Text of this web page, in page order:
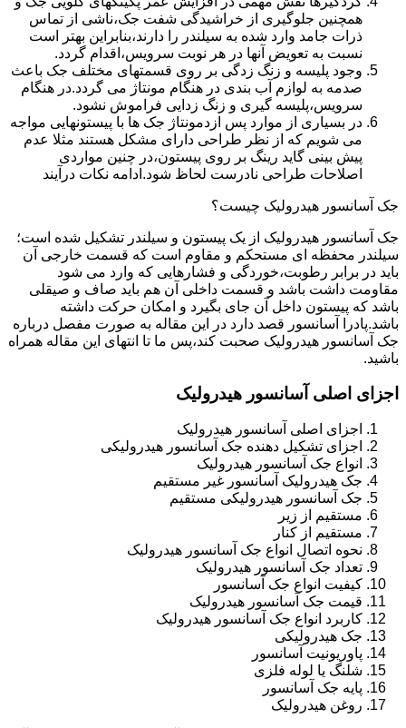
همچنین جلوگیری از خراشیدگی شفت جک،ناشی از تماس
ذرات جامد وارد شده به سیلندر را دارند،بنابراین بهتر است
نسبت به تعویض آنها در هر نوبت سرویس،اقدام گردد.
وجود پلیسه و زنگ زدگی بر روی قسمتهای مختلف جک باعث
صدمه به لوازم آب بندی در هنگام مونتاژ می گردد.در هنگام
سرویس،پلیسه گیری و زنگ زدایی فراموش نشود.
در بسیاری از موارد پس ازدمونتاژ جک ها با پیستونهایی مواجه
می شویم که از نظر طراحی دارای مشکل هستند مثلا عدم
پیش بینی گاید رینگ بر روی پیستون،در چنین مواردی
اصلاحات طراحی نادرست لحاظ شود.ادامه نکات درآیند
جک آسانسور هیدرولیک چیست؟
جک آسانسور هیدرولیک از یک پیستون و سیلندر تشکیل شده است؛
سیلندر محفظه ای مستحکم و مقاوم است که قسمت خارجی آن
باید در برابر رطوبت،خوردگی و فشارهایی که وارد می شود
مقاومت داشت باشد و قسمت داخلی آن هم باید صاف و صیقلی
باشد که پیستون داخل آن جای بگیرد و امکان حرکت داشته
باشد.پادرا آسانسور قصد دارد در این مقاله به صورت مفصل درباره
جک آسانسور هیدرولیک صحبت کند،پس ما تا انتهای این مقاله همراه
باشید.
اجزای اصلی آسانسور هیدرولیک
اجزای اصلی آسانسور هیدرولیک
اجزای تشکیل دهنده جک آسانسور هیدرولیکی
انواع جک آسانسور هیدرولیک
جک هیدرولیک آسانسور غیر مستقیم
جک آسانسور هیدرولیکی مستقیم
مستقیم از زیر
مستقیم از کنار
نحوه اتصال انواع جک آسانسور هیدرولیک
تعداد جک آسانسور هیدرولیک
کیفیت انواع جک آسانسور
قیمت جک آسانسور هیدرولیک
کاربرد انواع جک آسانسور هیدرولیک
جک هیدرولیکی
پاوریونیت آسانسور
شلنگ یا لوله فلزی
پایه جک آسانسور
روغن هیدرولیک